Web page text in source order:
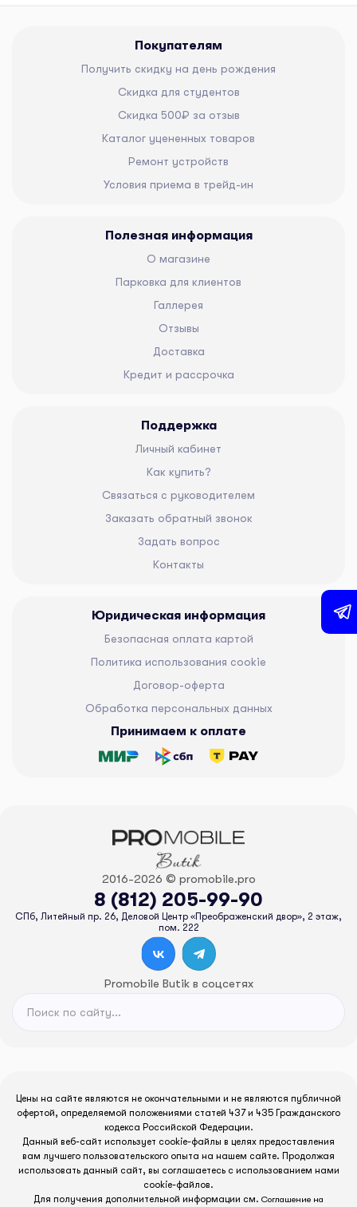
Покупателям
Получить скидку на день рождения
Скидка для студентов
Скидка 500₽ за отзыв
Каталог уцененных товаров
Ремонт устройств
Условия приема в трейд-ин
Полезная информация
О магазине
Парковка для клиентов
Галлерея
Отзывы
Доставка
Кредит и рассрочка
Поддержка
Личный кабинет
Как купить?
Связаться с руководителем
Заказать обратный звонок
Задать вопрос
Контакты
Юридическая информация
Безопасная оплата картой
Политика использования cookie
Договор-оферта
Обработка персональных данных
Принимаем к оплате
2016-2026 © promobile.pro
8 (812) 205-99-90
СПб, Литейный пр. 26, Деловой Центр «Преображенский двор», 2 этаж,
пом. 222
Promobile Butik в соцсетях
Цены на сайте являются не окончательными и не являются публичной
офертой, определяемой положениями статей 437 и 435 Гражданского
кодекса Российской Федерации.
Данный веб-сайт использует cookie-файлы в целях предоставления
вам лучшего пользовательского опыта на нашем сайте. Продолжая
использовать данный сайт, вы соглашаетесь с использованием нами
cookie-файлов.
Для получения дополнительной информации см. Соглашение на